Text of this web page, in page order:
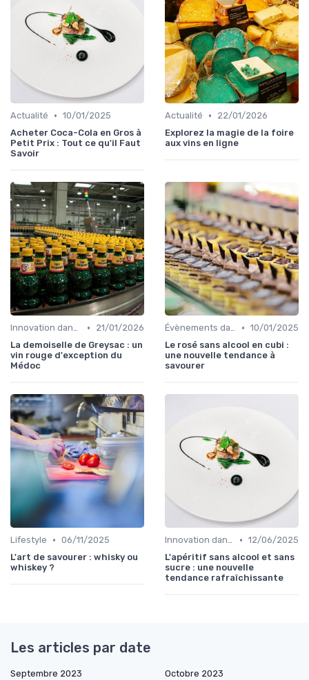
Actualité • 10/01/2025
Acheter Coca-Cola en Gros à
Petit Prix : Tout ce qu'il Faut
Savoir
Actualité •
22/01/2026
Explorez la magie de la foire
aux vins en ligne
Innovation dans la food •
21/01/2026
La demoiselle de Greysac : un
vin rouge d'exception du
Médoc
Évènements dans la food • 10/01/2025
Le rosé sans alcool en cubi :
une nouvelle tendance à
savourer
Lifestyle • 06/11/2025
L'art de savourer : whisky ou
whiskey ?
Innovation dans la food • 12/06/2025
L'apéritif sans alcool et sans
sucre : une nouvelle
tendance rafraîchissante
Les articles par date
Septembre 2023
Octobre 2023